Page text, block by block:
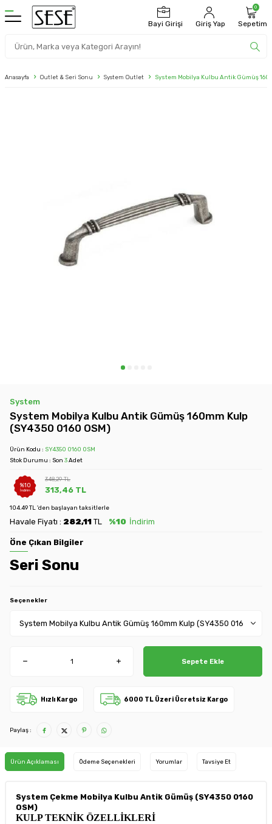
Bayi Girişi Giriş Yap
0
Sepetim
Anasayfa Outlet & Seri Sonu System Outlet System Mobilya Kulbu Antik Gümüş
System
System Mobilya Kulbu Antik Gümüş 160mm Kulp
(SY4350 0160 OSM)
Ürün Kodu : SY4350 0160 OSM
Stok Durumu : Son 3Adet
%10
İndirim
348,29TL
313,46 TL
104.49 TL 'den başlayan taksitlerle
Havale Fiyatı : 282,11 TL %10 İndirim
Öne Çıkan Bilgiler
Seri Sonu
Seçenekler
Sepete Ekle
Hızlı Kargo 6000 TL Üzeri Ücretsiz Kargo
Paylaş :
Ürün Açıklaması Ödeme Seçenekleri Yorumlar Tavsiye Et
System Çekme Mobilya Kulbu Antik Gümüş (SY4350 0160
OSM)
KULP TEKNİK ÖZELLİKLERİ